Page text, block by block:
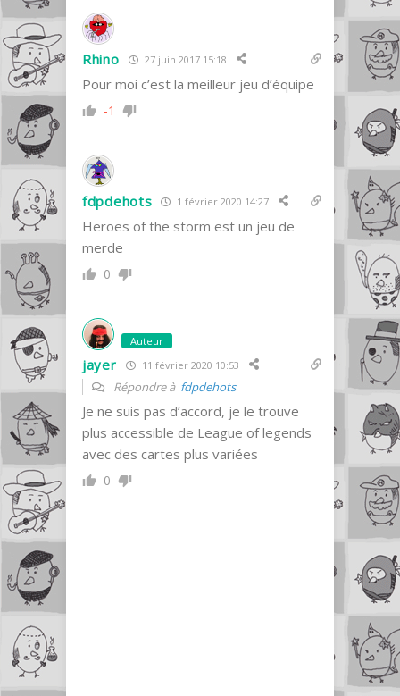
Rhino 27 juin 2017 15:18
Pour moi c’est la meilleur jeu d’équipe
-1
fdpdehots 1 février 2020 14:27
Heroes of the storm est un jeu de
merde
0
Auteur
jayer 11 février 2020 10:53
Répondre à fdpdehots
Je ne suis pas d’accord, je le trouve
plus accessible de League of legends
avec des cartes plus variées
0